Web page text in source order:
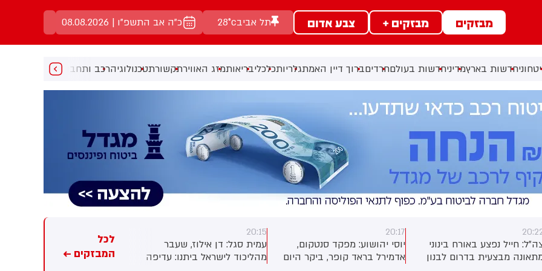
מבזקים מבזקים + צבע אדום תל אביב28°c כ"ה אב התשפ"ו | 08.08.2026
חדשות בארץמדיניחדשות בעולםחרדיםברוך דיין האמתגלריותכלכליבריאותמזג האווירתקשורתטכנולוגיהרכב ותחבורהמעניין
חייל נפצע באורח בינוני
מבצעית בדרום לבנון
20:17
יוסי יהושוע: מפקד סנטקום,
אדמירל בראד קופר, ביקר היום
20:15
עמית סגל: דן אילוז, שעבר
מהליכוד לישראל ביתנו: עדיפה
גלעד ארדן ל'פגוש את העיתונות'
לאחר ההכרזה על הקמת
לכל
המבזקים ←